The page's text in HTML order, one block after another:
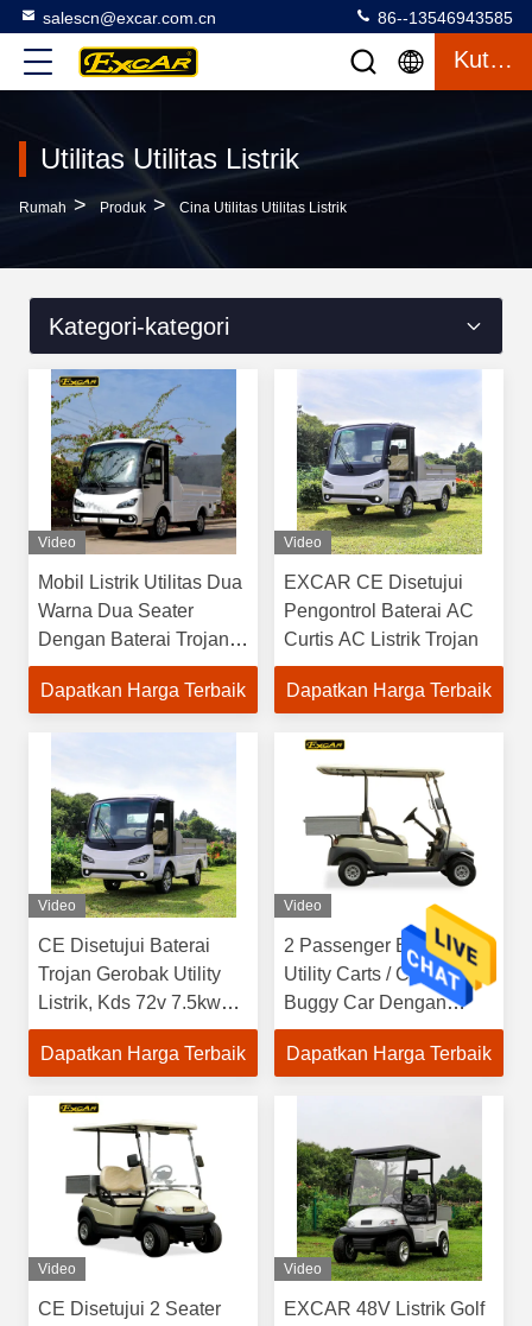
salescn@excar.com.cn 86--13546943585
Kutipan
Utilitas Utilitas Listrik
Rumah > Produk > Cina Utilitas Utilitas Listrik
Kategori-kategori
Video
Mobil Listrik Utilitas Dua
Warna Dua Seater
Dengan Baterai Trojan
7.5KW 48V
Dapatkan Harga Terbaik
Video
EXCAR CE Disetujui
Pengontrol Baterai AC
Curtis AC Listrik Trojan
Dapatkan Harga Terbaik
Video
CE Disetujui Baterai
Trojan Gerobak Utility
Listrik, Kds 72v 7.5kw
Acim Moter
Dapatkan Harga Terbaik
Video
2 Passenger Electric
Utility Carts / Cargo Golf
Buggy Car Dengan
350A USA Curties
Controller
Dapatkan Harga Terbaik
Video
CE Disetujui 2 Seater
Video
EXCAR 48V Listrik Golf